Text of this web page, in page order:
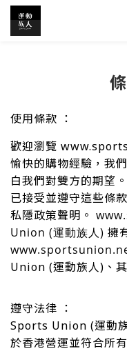
使用條款 ：
歡迎瀏覽
愉快的購物經驗，我
白我們對雙方的期望
已接受並遵守這些條
私隱政策聲明。
Union (運動族人) 擁
Union (運動族人)、
遵守法律 ：
Sports Union (運動
於香港營運並符合所